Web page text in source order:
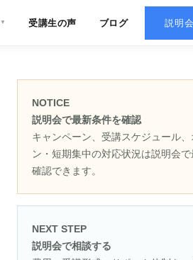
▼ 受講生の声 ブログ 説明
NOTICE
説明会で最新条件を確認
キャンペーン、受講スケジュール、
ン・短期集中の対応状況は説明会
確認できます。
NEXT STEP
説明会で相談する